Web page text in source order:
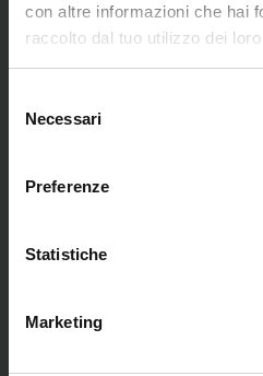
con altre informazioni che hai
raccolto dal tuo utilizzo dei
delNecessari
Preferenze
Statistiche
Marketing
MENU
Chi siamo
Servizi
Blog
Contatti